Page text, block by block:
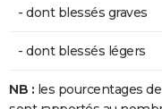
- dont blessés graves
- dont blessés légers
NB : les pourcentages